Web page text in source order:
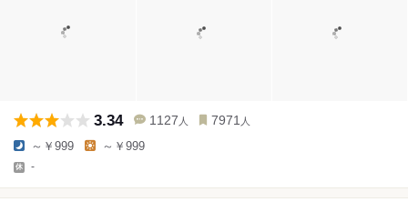
3.34 1127 人 7971 人
～￥999 ～￥999
-